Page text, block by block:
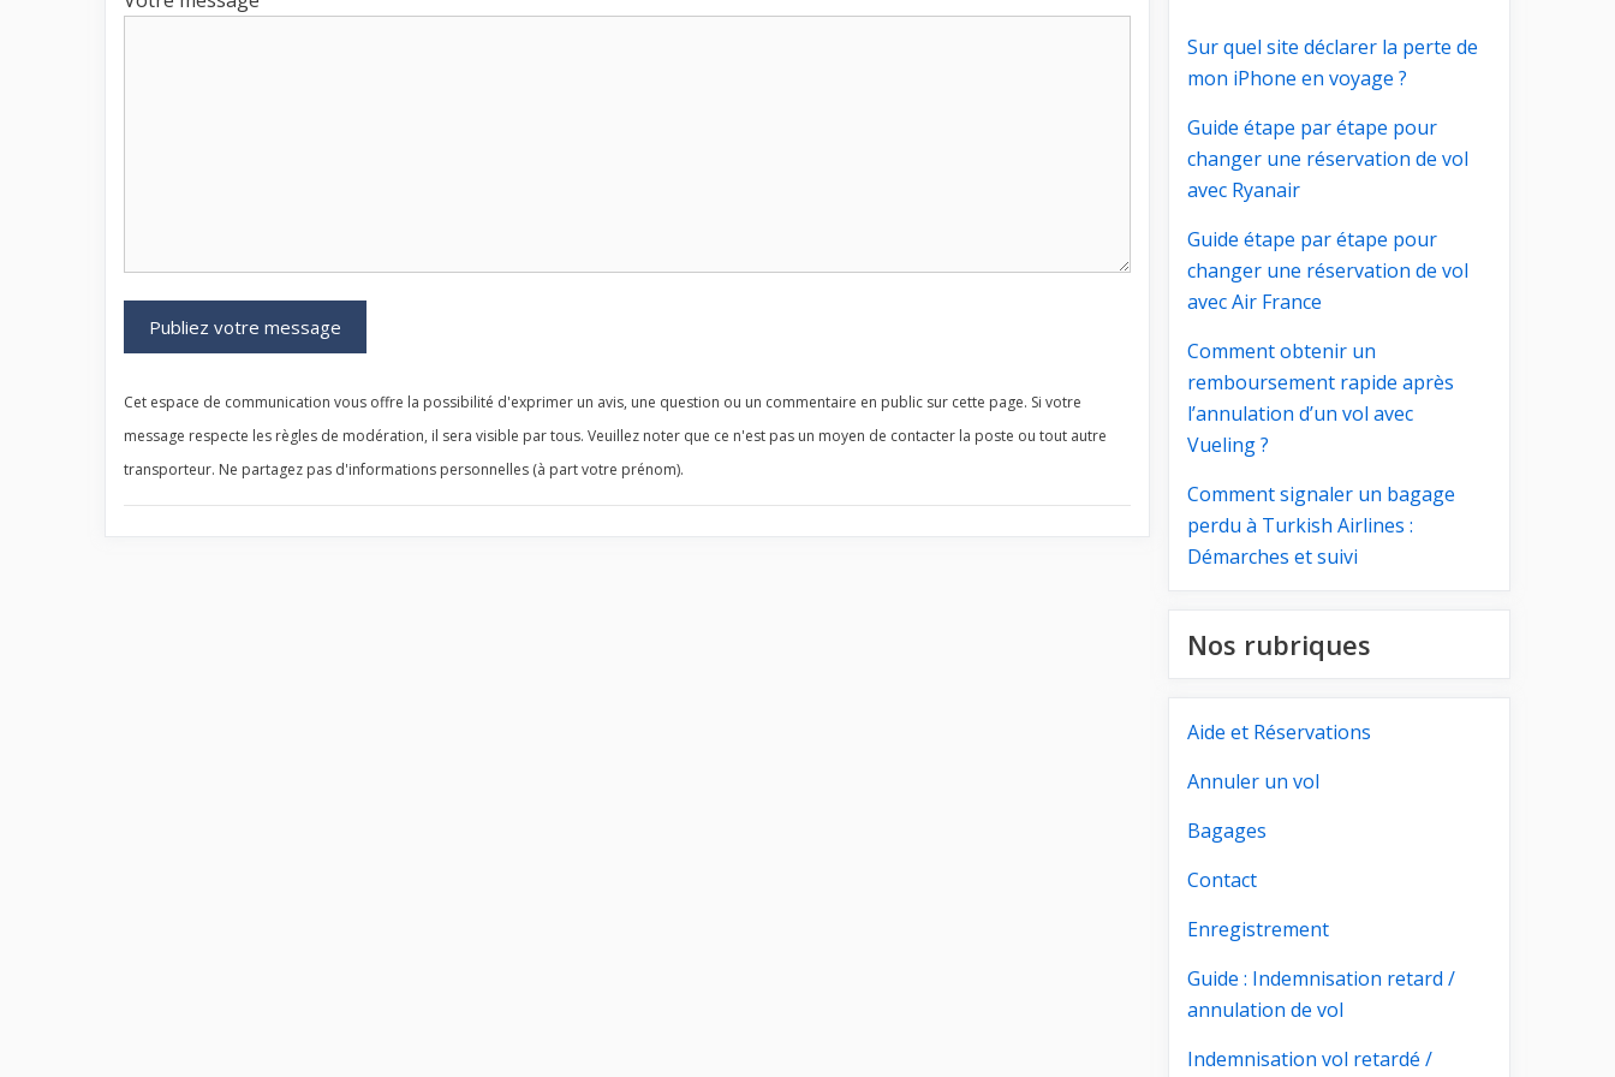
Cet espace de communication vous offre la possibilité d'exprimer un avis, une question ou un commentaire en public sur cette page. Si votre
message respecte les règles de modération, il sera visible par tous. Veuillez noter que ce n'est pas un moyen de contacter la poste ou tout autre
transporteur. Ne partagez pas d'informations personnelles (à part votre prénom).
Sur quel site déclarer la perte de
mon iPhone en voyage ?
Guide étape par étape pour
changer une réservation de vol
avec Ryanair
Guide étape par étape pour
changer une réservation de vol
avec Air France
Comment obtenir un
remboursement rapide après
l’annulation d’un vol avec
Vueling ?
Comment signaler un bagage
perdu à Turkish Airlines :
Démarches et suivi
Nos rubriques
Aide et Réservations
Annuler un vol
Bagages
Contact
Enregistrement
Guide : Indemnisation retard /
annulation de vol
Indemnisation vol retardé /